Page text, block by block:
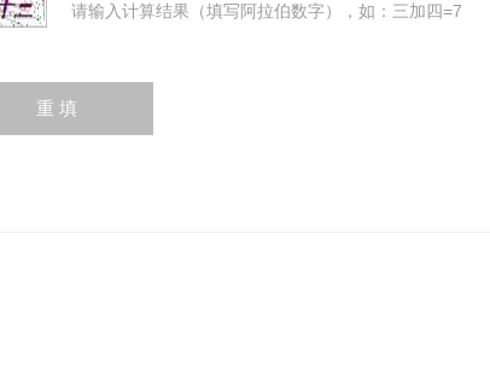
请输入计算结果（填写阿拉伯数字），如：三加四=7